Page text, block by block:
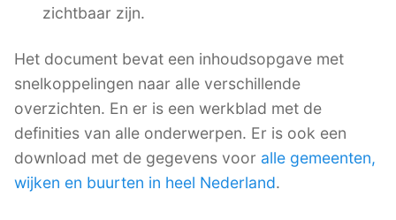
zichtbaar zijn.
Het document bevat een inhoudsopgave met
snelkoppelingen naar alle verschillende
overzichten. En er is een werkblad met de
definities van alle onderwerpen. Er is ook een
download met de gegevens voor alle gemeenten,
wijken en buurten in heel Nederland.